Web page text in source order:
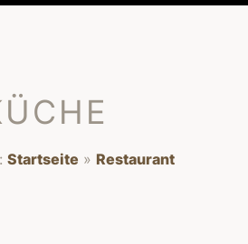
Startseite » Restaurant